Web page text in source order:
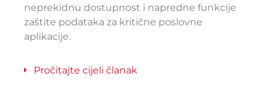
neprekidnu dostupnost i napredne funkcije
zaštite podataka za kritične poslovne
aplikacije.
Pročitajte cijeli članak